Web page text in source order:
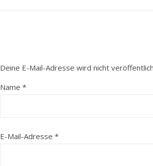
Deine E-Mail-Adresse wird nicht
Name *
E-Mail-Adresse *